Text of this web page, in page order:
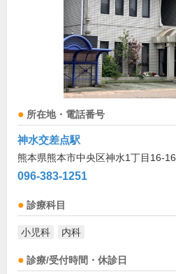
所在地・電話番号
神水交差点駅
熊本県熊本市中央区神水1丁目16-16
096-383-1251
診療科目
小児科 内科
診療/受付時間・休診日